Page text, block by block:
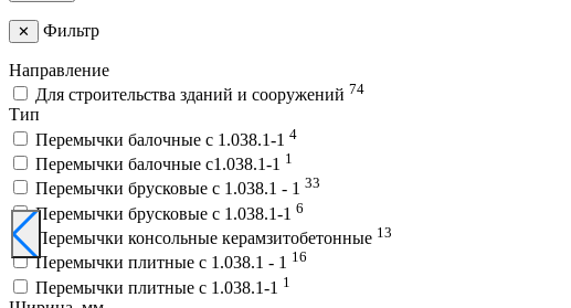
✕ Фильтр
Направление
Для строительства зданий и сооружений 74
Тип
Перемычки балочные с 1.038.1-1 4
Перемычки балочные с1.038.1-1 1
Перемычки брусковые с 1.038.1 - 1 33
Перемычки брусковые с 1.038.1-1 6
Перемычки консольные керамзитобетонные 13
Перемычки плитные с 1.038.1 - 1 16
Перемычки плитные с 1.038.1-1 1